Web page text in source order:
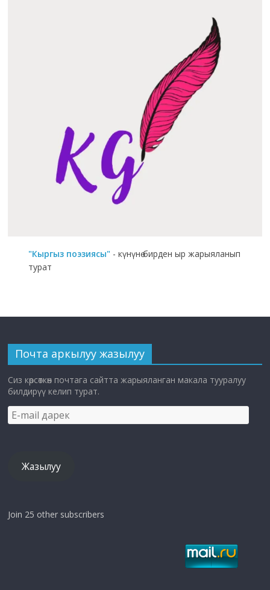
"Кыргыз поэзиясы" - күнүнө бирден ыр жарыяланып
турат
Почта аркылуу жазылуу
Сиз көрсөткөн почтага сайтта жарыяланган макала тууралуу
билдирүү келип турат.
E-
mail
Жазылуу
Join 25 other subscribers